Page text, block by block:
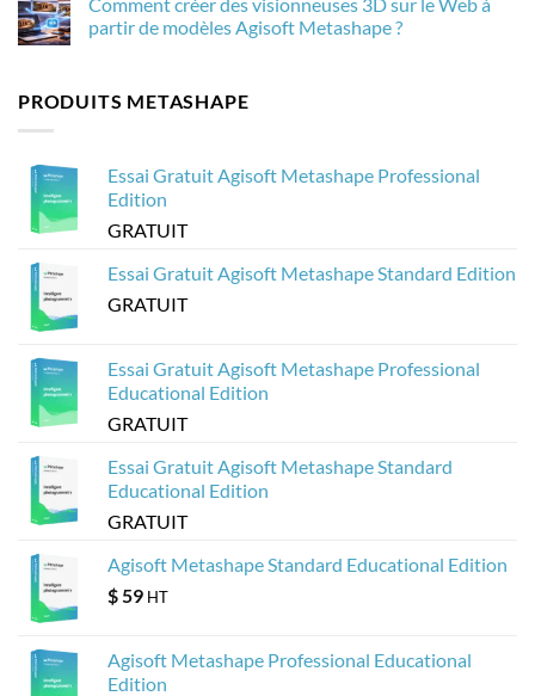
Agisoft
Metashape
pour
photogrammétrie
images
drone
sans
planter
sur
Comment
optimiser
d’Agisoft
Metashape
partir de modèles Agisoft Metashape ?
Comment
créer
Web
partir
modèles
Agisoft
Metashape
PRODUITS METASHAPE
Essai Gratuit Agisoft Metashape Professional
Edition
GRATUIT
Essai Gratuit Agisoft Metashape Standard Edition
GRATUIT
Essai Gratuit Agisoft Metashape Professional
Educational Edition
GRATUIT
Essai Gratuit Agisoft Metashape Standard
Educational Edition
GRATUIT
Agisoft Metashape Standard Educational Edition
$59 HT
Agisoft Metashape Professional Educational
Edition